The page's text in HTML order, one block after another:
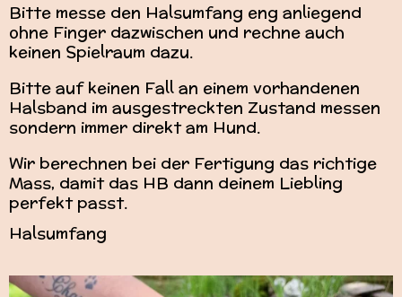
Bitte messe den Halsumfang eng anliegend
ohne Finger dazwischen und rechne auch
keinen Spielraum dazu.
Bitte auf keinen Fall an einem vorhandenen
Halsband im ausgestreckten Zustand messen
sondern immer direkt am Hund.
Wir berechnen bei der Fertigung das richtige
Mass, damit das HB dann deinem Liebling
perfekt passt.
Halsumfang